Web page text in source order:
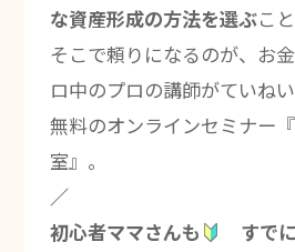
な資産形成の方法を選ぶこと
そこで頼りになるのが、お
ロ中のプロの講師がていね
無料のオンラインセミナー
室』。
／
初心者ママさんも
すで